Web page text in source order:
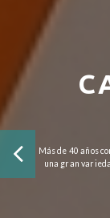
Más de 40 años
una gran